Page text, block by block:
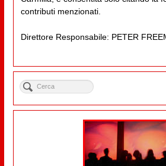
contributi menzionati.
Direttore Responsabile: PETER